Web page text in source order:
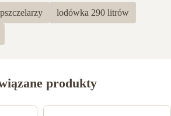
ostatnich recenzji
lodówka 290 litrów
produkty